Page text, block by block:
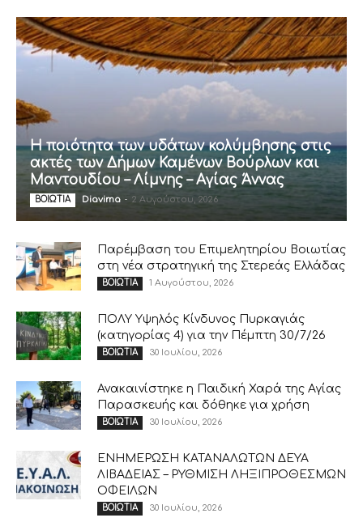
Η ποιότητα των υδάτων κολύμβησης στις
ακτές των Δήμων Καμένων Βούρλων και
Μαντουδίου – Λίμνης – Αγίας Άννας
ΒΟΙΩΤΙΑ Diavima - 2 Αυγούστου, 2026
Παρέμβαση του Επιμελητηρίου Βοιωτίας
στη νέα στρατηγική της Στερεάς Ελλάδας
ΒΟΙΩΤΙΑ 1 Αυγούστου, 2026
ΠΟΛΥ Υψηλός Κίνδυνος Πυρκαγιάς
(κατηγορίας 4) για την Πέμπτη 30/7/26
ΒΟΙΩΤΙΑ 30 Ιουλίου, 2026
Ανακαινίστηκε η Παιδική Χαρά της Αγίας
Παρασκευής και δόθηκε για χρήση
ΒΟΙΩΤΙΑ 30 Ιουλίου, 2026
ΕΝΗΜΕΡΩΣΗ ΚΑΤΑΝΑΛΩΤΩΝ ΔΕΥΑ
ΛΙΒΑΔΕΙΑΣ – ΡΥΘΜΙΣΗ ΛΗΞΙΠΡΟΘΕΣΜΩΝ
ΟΦΕΙΛΩΝ
ΒΟΙΩΤΙΑ 30 Ιουλίου, 2026